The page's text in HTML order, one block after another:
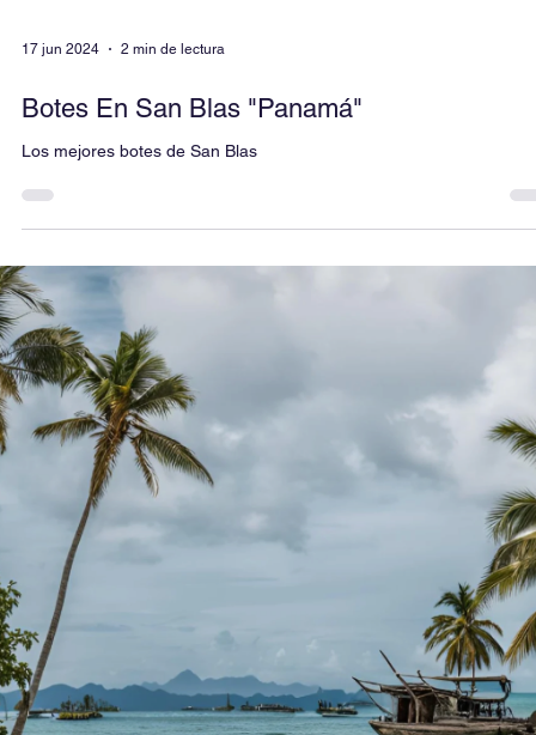
¿Qué vida marina puedo esperar ver en San Blas?